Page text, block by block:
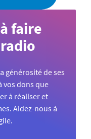
faire
générosité de ses
vos dons que
à réaliser et
Aidez-nous à